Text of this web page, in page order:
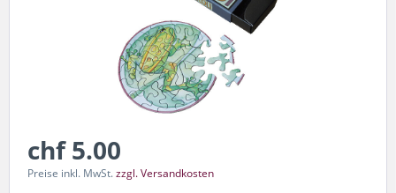
chf 5.00
Preise inkl. MwSt.zzgl. Versandkosten